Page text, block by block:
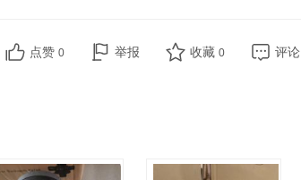
点赞 0 举报 收藏 0 评论